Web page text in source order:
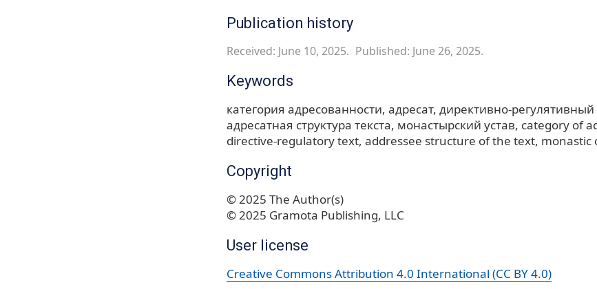
Publication history
Received: June 10, 2025. Published: June 26, 2025.
Keywords
категория адресованности адресат директивно-регулятивный
адресатная структура текста монастырский устав category of
directive-regulatory text addressee structure of the text monastic
Copyright
© 2025 The Author(s)
© 2025 Gramota Publishing, LLC
User license
Creative Commons Attribution 4.0 International (CC BY 4.0)